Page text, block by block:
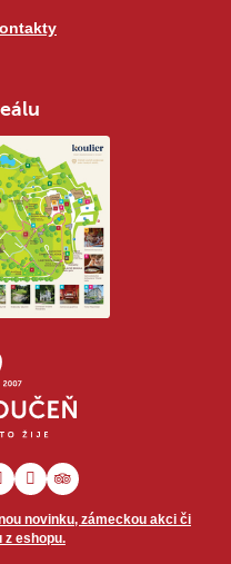
novinku, zámeckou akci či
z eshopu.